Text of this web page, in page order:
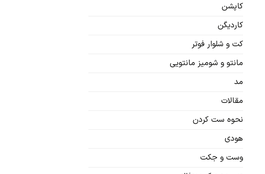
کاپشن
کاردیگن‌
کت و شلوار فوتر
مانتو و شومیز مانتویی
مد
مقالات
نحوه ست کردن
هودی
وست و جکت